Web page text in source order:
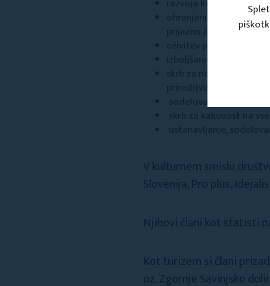
razvoja kraja nasploh,
ohranjanje in razvoj
prijazno življenje in
oživitev prebivalcem
izboljšanje
skrb za neformalno
prireditve ter druge
V kulturnem smislu
Slovenija, Pro plus,
Njihovi člani kot statisti
Kot turizem si člani
oz. Zgornje Savinjsko